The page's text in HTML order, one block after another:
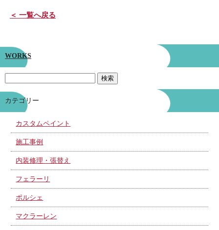
＜ 一覧へ戻る
WORKS
カテゴリー
カスタムペイント
施工事例
内装修理・張替え
フェラーリ
ポルシェ
マクラーレン